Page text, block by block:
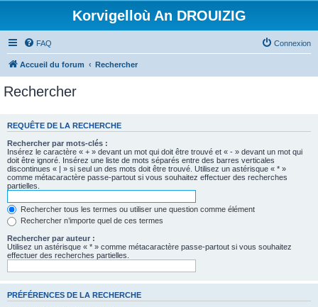
Korvigelloù An DROUIZIG
FAQ Connexion
Accueil du forum Rechercher
Rechercher
REQUÊTE DE LA RECHERCHE
Rechercher par mots-clés :
Insérez le caractère « + » devant un mot qui doit être trouvé et « - » devant un mot qui
doit être ignoré. Insérez une liste de mots séparés entre des barres verticales
discontinues « | » si seul un des mots doit être trouvé. Utilisez un astérisque « * »
comme métacaractère passe-partout si vous souhaitez effectuer des recherches
partielles.
Rechercher tous les termes ou utiliser une question comme élément
Rechercher n’importe quel de ces termes
Rechercher par auteur :
Utilisez un astérisque « * » comme métacaractère passe-partout si vous souhaitez
effectuer des recherches partielles.
PRÉFÉRENCES DE LA RECHERCHE